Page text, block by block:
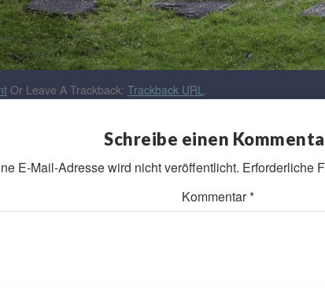
Or Leave A Trackback: Trackback URL
Schreibe einen
E-Mail-Adresse wird nicht veröffentlicht. Erforderliche
Kommentar*